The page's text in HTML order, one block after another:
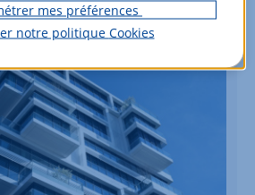
mes préférences
notre politique Cookies